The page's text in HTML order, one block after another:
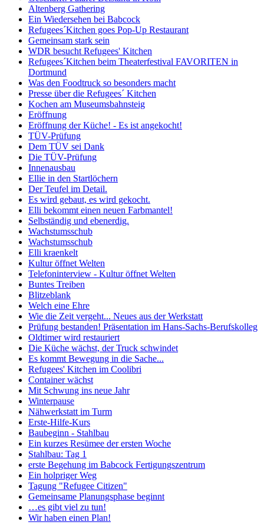
Altenberg Gathering
Ein Wiedersehen bei Babcock
Refugees´Kitchen goes Pop-Up Restaurant
Gemeinsam stark sein
WDR besucht Refugees' Kitchen
Refugees´Kitchen beim Theaterfestival FAVORITEN in
Dortmund
Was den Foodtruck so besonders macht
Presse über die Refugees´ Kitchen
Kochen am Museumsbahnsteig
Eröffnung
Eröffnung der Küche! - Es ist angekocht!
TÜV-Prüfung
Dem TÜV sei Dank
Die TÜV-Prüfung
Innenausbau
Ellie in den Startlöchern
Der Teufel im Detail.
Es wird gebaut, es wird gekocht.
Elli bekommt einen neuen Farbmantel!
Selbständig und ebenerdig.
Wachstumsschub
Wachstumsschub
Elli kraenkelt
Kultur öffnet Welten
Telefoninterview - Kultur öffnet Welten
Buntes Treiben
Blitzeblank
Welch eine Ehre
Wie die Zeit vergeht... Neues aus der Werkstatt
Prüfung bestanden! Präsentation im Hans-Sachs-Berufskolleg
Oldtimer wird restauriert
Die Küche wächst, der Truck schwindet
Es kommt Bewegung in die Sache...
Refugees' Kitchen im Coolibri
Container wächst
Mit Schwung ins neue Jahr
Winterpause
Nähwerkstatt im Turm
Erste-Hilfe-Kurs
Baubeginn - Stahlbau
Ein kurzes Resümee der ersten Woche
Stahlbau: Tag 1
erste Begehung im Babcock Fertigungszentrum
Ein holpriger Weg
Tagung "Refugee Citizen"
Gemeinsame Planungsphase beginnt
…es gibt viel zu tun!
Wir haben einen Plan!